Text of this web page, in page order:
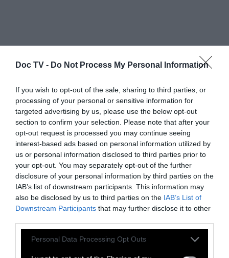
Doc TV - Do Not Process My Personal Information
If you wish to opt-out of the sale, sharing to third parties, or
processing of your personal or sensitive information for
targeted advertising by us, please use the below opt-out
section to confirm your selection. Please note that after your
opt-out request is processed you may continue seeing
interest-based ads based on personal information utilized by
us or personal information disclosed to third parties prior to
your opt-out. You may separately opt-out of the further
disclosure of your personal information by third parties on the
IAB’s list of downstream participants. This information may
also be disclosed by us to third parties on the IAB’s List of
Downstream Participants that may further disclose it to other
Personal Data Processing Opt Outs
Ιnfo: Δεσποινίς Τζούλια (Miss Julie). Κοινωνική
Αισθηματική Δραματική. Νορβηγία - Αγγλία -
Καναδάς - ΗΠΑ - Γαλλία - Ιρλανδία 2014.
Πρεμιέρα: Πέμπτη 2 Απριλίου. Σκηνοθεσία:
Λιβ Ούλμαν. Παίζουν: Τζέσικα Τσάστεϊν, Κόλιν
Φάρελ, Σαμάνθα Μόρτον. Διανομή: Seven
Films &Spentzos Film.